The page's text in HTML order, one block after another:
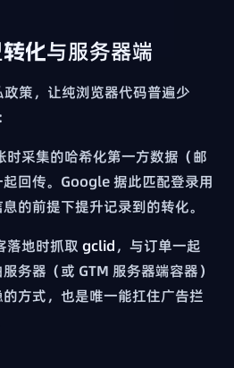
化与服务器端
策，让纯浏览器代码普遍少
时采集的哈希化第一方数据（邮
回传。Google 据此匹配登录用
的前提下提升记录到的转化。
落地时抓取gclid，与订单一起
务器（或 GTM 服务器端容器）
方式，也是唯一能扛住广告拦